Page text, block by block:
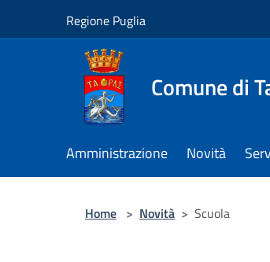
Regione Puglia
Comune di
Amministrazione Novità
Home > Novità > Scuola